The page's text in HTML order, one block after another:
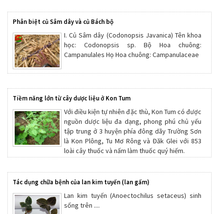
Phân biệt củ Sâm dây và củ Bách bộ
I. Củ Sâm dây (Codonopsis Javanica) Tên khoa
học: Codonopsis sp. Bộ Hoa chuông:
Campanulales Họ Hoa chuông: Campanulaceae
Tiềm năng lớn từ cây dược liệu ở Kon Tum
Với điều kiện tự nhiên đặc thù, Kon Tum có được
nguồn dược liệu đa dạng, phong phú chủ yếu
tập trung ở 3 huyện phía đông dãy Trường Sơn
là Kon Plông, Tu Mơ Rông và Đăk Glei với 853
loài cây thuốc và nấm làm thuốc quý hiếm.
Tác dụng chữa bệnh của lan kim tuyến (lan gấm)
Lan kim tuyến (Anoectochilus setaceus) sinh
sống trên ....